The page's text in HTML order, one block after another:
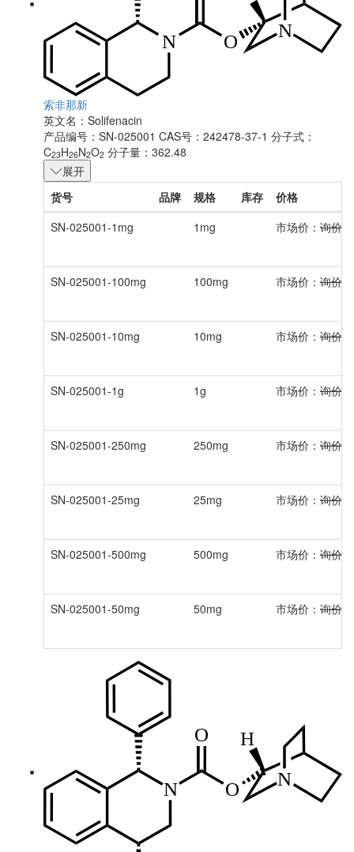
索非那新
英文名： Solifenacin
产品编号：SN-025001 CAS号：242478-37-1 分子式：
C23H26N2O2 分子量：362.48
展开
货号
品牌 规格 库存
价格
SN-025001-1mg
1mg 市场价： 询价
SN-025001-100mg 100mg 市场价： 询价
SN-025001-10mg 10mg 市场价： 询价
SN-025001-1g 1g 市场价： 询价
SN-025001-250mg 250mg 市场价： 询价
SN-025001-25mg 25mg 市场价： 询价
SN-025001-500mg 500mg 市场价： 询价
SN-025001-50mg 50mg 市场价： 询价